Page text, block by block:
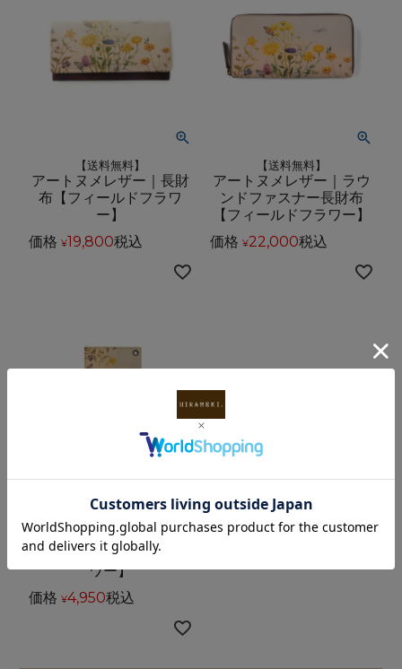
【送料無料】
アートヌメレザー｜長財
布【フィールドフラワ
ー】
価格 ¥19,800税込
【送料無料】
アートヌメレザー｜ラウ
ンドファスナー長財布
【フィールドフラワー】
価格 ¥22,000税込
【送料無料】【ネコポス対応
アートヌメレザー｜パス
ケース【フィールドフラ
ワー】
価格 ¥4,950税込